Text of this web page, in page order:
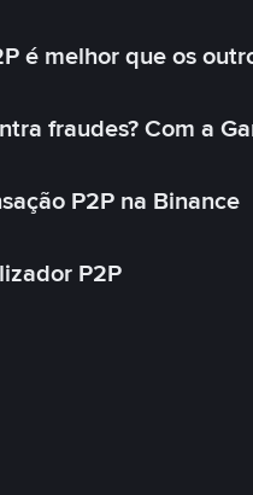
é melhor que os
fraudes? Com a
P2P na Binance
P2P